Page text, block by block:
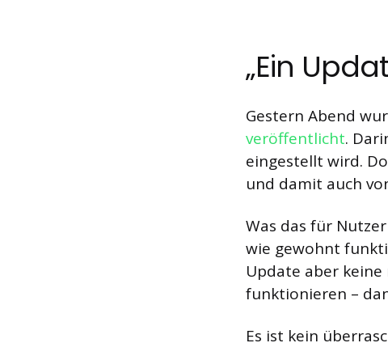
„Ein
Gestern Abend
veröffentlicht.
eingestellt wird.
und damit auch
Was das für
wie gewohnt
Update aber
funktionieren –
Es ist kein